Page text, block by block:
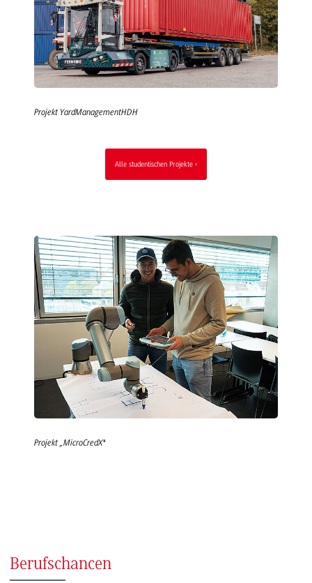
Projekt YardManagementHDH
Alle studentischen Projekte
Projekt „MicroCredX"
Berufschancen